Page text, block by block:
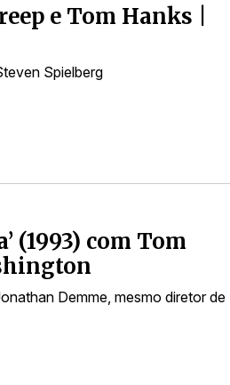
e Tom Hanks |
Spielberg
(1993) com Tom
Demme, mesmo diretor de